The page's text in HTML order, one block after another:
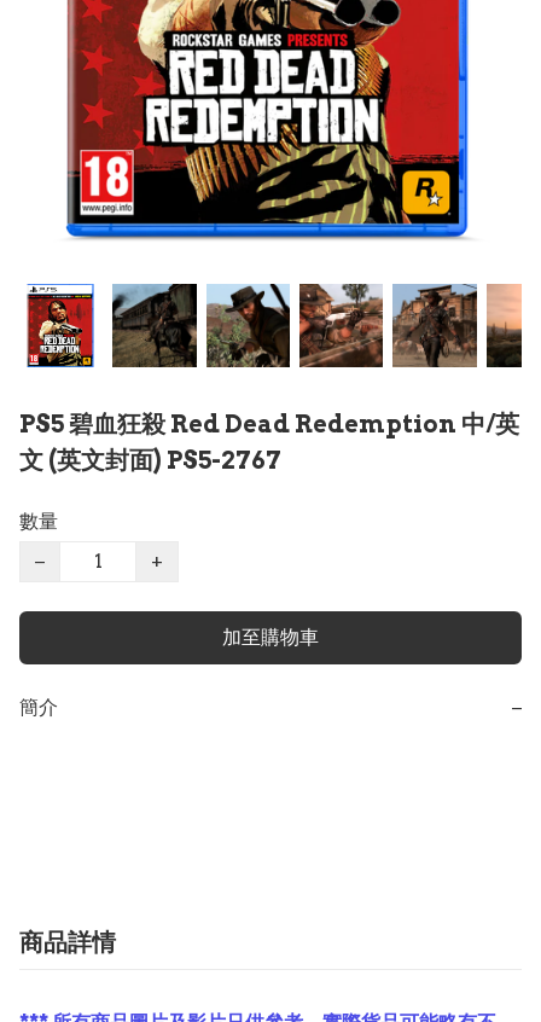
PS5 碧血狂殺 Red Dead Redemption 中/英
文 (英文封面) PS5-2767
數量
−
+
加至購物車
簡介 −
商品詳情